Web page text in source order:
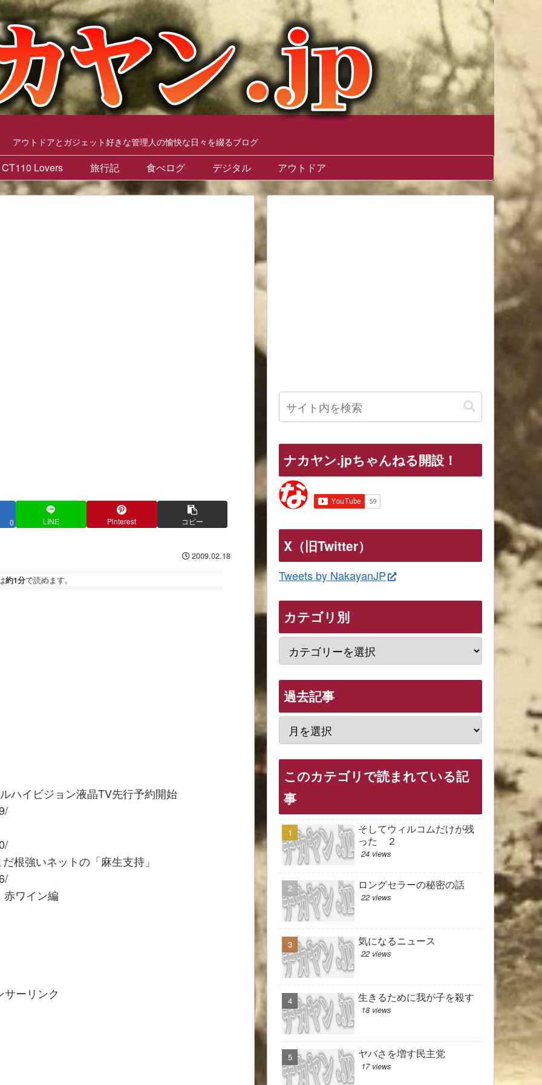
アウトドアとガジェット好きな管理人の愉快な日々を綴るブログ
CT110 Lovers 旅行記 食べログ デジタル アウトドア
0 LINE Pinterest コピー
2009.02.18
約1分で読めます。
ハイビジョン液晶TV先行予約開始
根強いネットの「麻生支持」
ワイン編
サーリンク
ナカヤン.jpちゃんねる開設！
X（旧Twitter）
Tweets by NakayanJP
カテゴリ別
過去記事
このカテゴリで読まれている記
事
そしてウィルコムだけが残
った ２
24 views
ロングセラーの秘密の話
22 views
気になるニュース
22 views
生きるために我が子を殺す
18 views
ヤバさを増す民主党
17 views